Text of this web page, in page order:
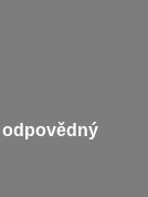
odpovědný